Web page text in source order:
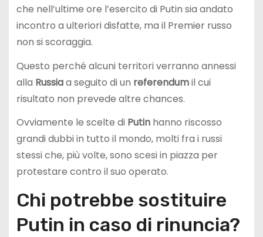
che nell’ultime ore l’esercito di Putin sia andato
incontro a ulteriori disfatte, ma il Premier russo
non si scoraggia.
Questo perché alcuni territori verranno annessi
alla Russiaa seguito di un referendumil cui
risultato non prevede altre chances.
Ovviamente le scelte di Putinhanno riscosso
grandi dubbi in tutto il mondo, molti fra i russi
stessi che, più volte, sono scesi in piazza per
protestare contro il suo operato.
Chi potrebbe sostituire
Putin in caso di rinuncia?